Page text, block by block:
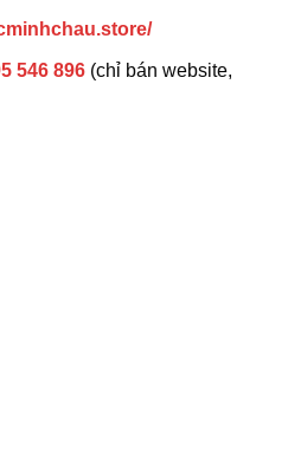
546 896 (chỉ bán website,